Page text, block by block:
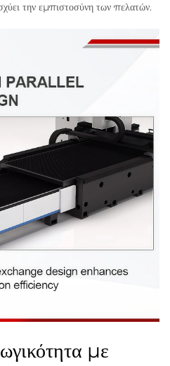
την εμπιστοσύνη των πελατών.
με